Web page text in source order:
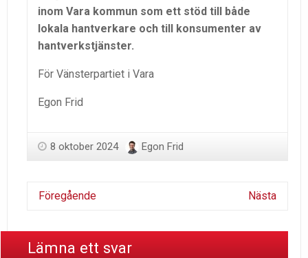
inom Vara kommun som ett stöd till både
lokala hantverkare och till konsumenter av
hantverkstjänster.
För Vänsterpartiet i Vara
Egon Frid
8 oktober 2024 Egon Frid
Föregående Nästa
Lämna ett svar